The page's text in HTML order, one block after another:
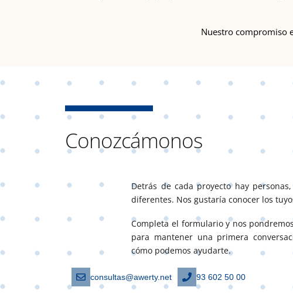
Nuestro compromiso
Conozcámonos
Detrás de cada proyecto hay
diferentes. Nos gustaría conocer los
Completa el formulario y nos
para mantener una primera
cómo podemos ayudarte.
consultas@awerty.net 93 602 50 00